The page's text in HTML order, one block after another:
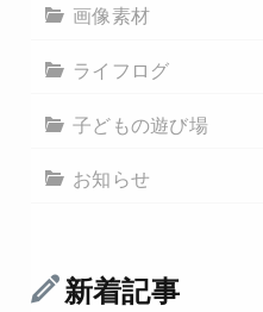
画像素材
ライフログ
子どもの遊び場
お知らせ
新着記事